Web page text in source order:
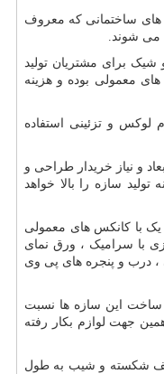
های ساختمانی که معروف
می شوند.
برای مشتریان تولید
معمولی بوده و هزینه
و تزئینی استفاده
و نیاز خریدار طراحی و
سازه را بالا خواهد
یک با کانکس های معمولی
با سرامیک ، ورق نمای
، درب و پنجره های پی وی
ساخت این سازه ها نسبت
جهت لوازم بکار رفته
شکسته و شیب به طول